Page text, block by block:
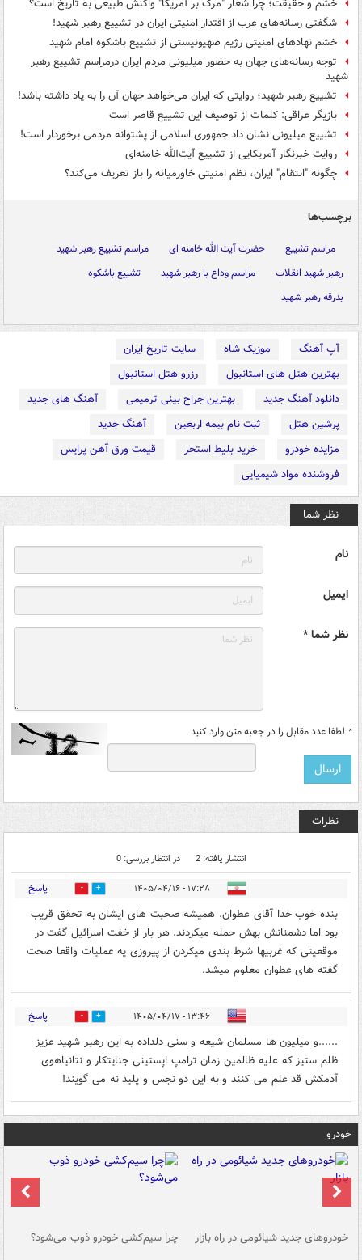
خشم و حقیقت؛ چرا شعار "مرگ بر آمریکا" واکنش طبیعی به تاریخ است؟
شگفتی رسانه‌های عرب از اقتدار امنیتی ایران در تشییع رهبر شهید!
خشم نهادهای امنیتی رژیم صهیونیستی از تشییع باشکوه امام شهید
توجه رسانه‌های جهان به حضور میلیونی مردم ایران درمراسم تشییع رهبر
شهید
تشییع رهبر شهید؛ روایتی که ایران می‌خواهد جهان آن را به یاد داشته باشد!
بازیگر عراقی: کلمات از توصیف این تشییع قاصر است
تشییع میلیونی نشان داد جمهوری اسلامی از پشتوانه مردمی برخوردار است!
روایت خبرنگار آمریکایی از تشییع آیت‌الله خامنه‌ای
چگونه "انتقام" ایران، نظم امنیتی خاورمیانه را باز تعریف می‌کند؟
برچسب‌ها
مراسم تشییع حضرت آیت الله خامنه ای
مراسم تشییع رهبر شهید
رهبر شهید انقلاب
مراسم وداع با رهبر شهید
تشییع باشکوه
بدرقه رهبر شهید
آپ آهنگ موزیک شاه
سایت تاریخ ایران
بهترین هتل های استانبول
رزرو هتل استانبول
دانلود آهنگ جدید
بهترین جراح بینی ترمیمی
آهنگ های جدید
پرشین هتل
ثبت نام بیمه اربعین
آهنگ جدید
مزایده خودرو
خرید بلیط استخر
قیمت ورق آهن پرایس
فروشنده مواد شیمیایی
نظر شما
نام
ایمیل
نظر شما *
* لطفا عدد مقابل را در جعبه متن وارد کنید
نظرات
انتشار یافته: 2 در انتظار بررسی: 0
۱۷:۲۸ - ۱۴۰۵/۰۴/۱۶ 0 پاسخ
بنده خوب خدا آقای عطوان. همیشه صحبت های ایشان به تحقق قریب
بود اما دشمنانش بهش حمله میکردند. هر بار از خفت اسرائیل گفت در
موقعیتی که غربیها شرط بندی میکردن از پیروزی یه عملیات واقعا صحت
گفته های عطوان معلوم میشد.
۱۳:۴۶ - ۱۴۰۵/۰۴/۱۷ 0 پاسخ
......و میلیون ها مسلمان شیعه و سنی دلداده به این رهبر شهید عزیز
ظلم ستیز که علیه ظالمین زمان ترامپ اپستینی جنایتکار و نتانیاهوی
آدمکش قد علم می کنند و به این دو نجس و پلید نه می گویند!
خودرو
خودروهای جدید شیائومی در راه بازار چرا سیم‌کشی خودرو ذوب می‌شود؟